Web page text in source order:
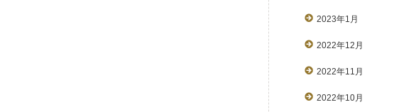
2023年1月
2022年12月
2022年11月
2022年10月